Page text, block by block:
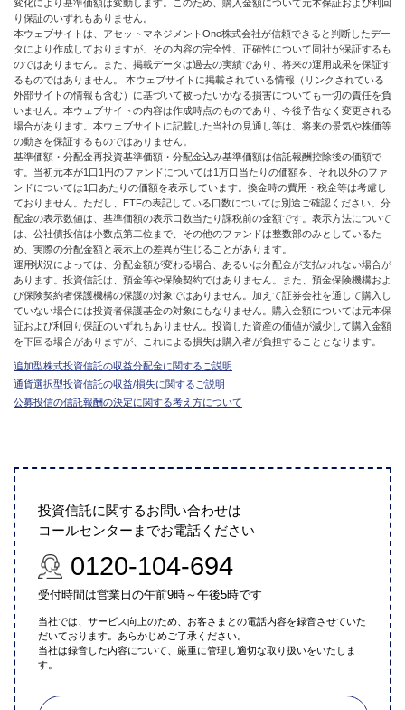
変化により基準価額は変動します。このため、購入金額について元本保証および利回
り保証のいずれもありません。
本ウェブサイトは、アセットマネジメントOne株式会社が信頼できると判断したデー
タにより作成しておりますが、その内容の完全性、正確性について同社が保証するも
のではありません。また、掲載データは過去の実績であり、将来の運用成果を保証す
るものではありません。 本ウェブサイトに掲載されている情報（リンクされている
外部サイトの情報も含む）に基づいて被ったいかなる損害についても一切の責任を負
いません。本ウェブサイトの内容は作成時点のものであり、今後予告なく変更される
場合があります。本ウェブサイトに記載した当社の見通し等は、将来の景気や株価等
の動きを保証するものではありません。
基準価額・分配金再投資基準価額・分配金込み基準価額は信託報酬控除後の価額で
す。当初元本が1口1円のファンドについては1万口当たりの価額を、それ以外のファ
ンドについては1口あたりの価額を表示しています。換金時の費用・税金等は考慮し
ておりません。ただし、ETFの表記している口数については別途ご確認ください。分
配金の表示数値は、基準価額の表示口数当たり課税前の金額です。表示方法について
は、公社債投信は小数点第二位まで、その他のファンドは整数部のみとしているた
め、実際の分配金額と表示上の差異が生じることがあります。
運用状況によっては、分配金額が変わる場合、あるいは分配金が支払われない場合が
あります。投資信託は、預金等や保険契約ではありません。また、預金保険機構およ
び保険契約者保護機構の保護の対象ではありません。加えて証券会社を通して購入し
ていない場合には投資者保護基金の対象にもなりません。購入金額については元本保
証および利回り保証のいずれもありません。投資した資産の価値が減少して購入金額
を下回る場合がありますが、これによる損失は購入者が負担することとなります。
追加型株式投資信託の収益分配金に関するご説明
通貨選択型投資信託の収益/損失に関するご説明
公募投信の信託報酬の決定に関する考え方について
投資信託に関するお問い合わせは
コールセンターまでお電話ください
0120-104-694
受付時間は営業日の午前9時～午後5時です
当社では、サービス向上のため、お客さまとの電話内容を録音させていた
だいております。あらかじめご了承ください。
当社は録音した内容について、厳重に管理し適切な取り扱いをいたしま
す。